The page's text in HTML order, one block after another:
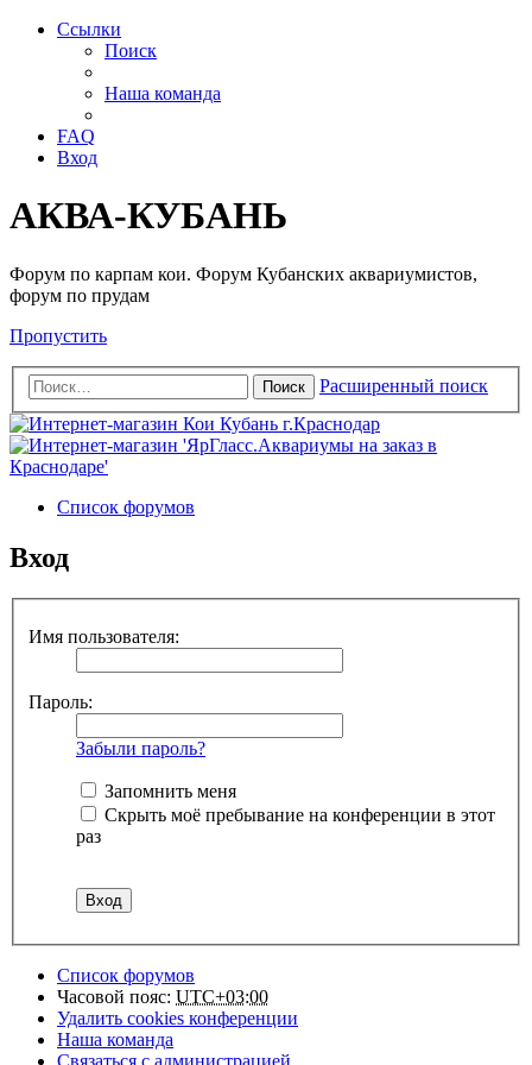
Ссылки
Поиск
Наша команда
FAQ
Вход
АКВА-КУБАНЬ
Форум по карпам кои. Форум Кубанских аквариумистов,
форум по прудам
Пропустить
Поиск Расширенный поиск
Список форумов
Вход
Имя пользователя:
Пароль:
Забыли пароль?
Запомнить меня
Скрыть моё пребывание на конференции в этот
раз
Список форумов
Часовой пояс: UTC+03:00
Удалить cookies конференции
Наша команда
Связаться с администрацией